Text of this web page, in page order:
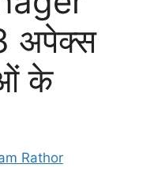
अपेक्स
के
Rathor